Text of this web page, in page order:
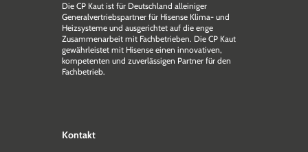
Die CP Kaut ist für Deutschland alleiniger
Generalvertriebspartner für Hisense Klima- und
Heizsysteme und ausgerichtet auf die enge
Zusammen­arbeit mit Fachbetrieben. Die CP Kaut
gewährleistet mit Hisense einen innovativen,
kompetenten und zuverlässigen Partner für den
Fachbetrieb.
Kontakt